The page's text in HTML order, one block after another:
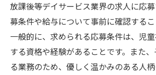
放課後等デイサービス業界の求人に応
募条件や給与について事前に確認するこ
一般的に、求められる応募条件は、児
する資格や経験があることです。また
る業務のため、優しく温かみのある人